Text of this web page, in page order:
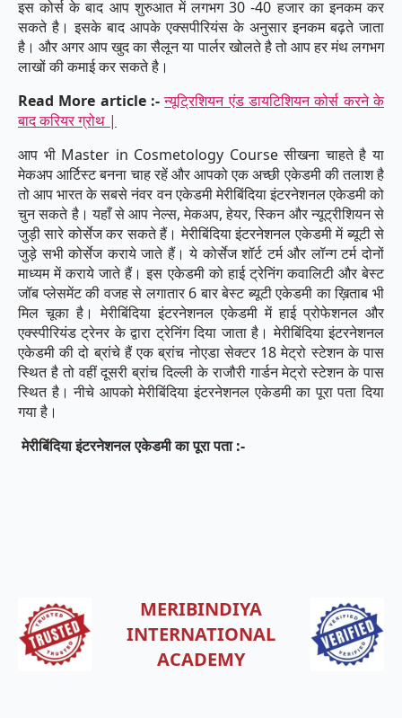
इस कोर्स के बाद आप शुरुआत में लगभग 30 -40 हजार का इनकम कर
सकते है। इसके बाद आपके एक्सपीरियंस के अनुसार इनकम बढ़ते जाता
है। और अगर आप खुद का सैलून या पार्लर खोलते है तो आप हर मंथ लगभग
लाखों की कमाई कर सकते है।
Read More article :-न्यूट्रिशियन एंड डायटिशियन कोर्स करने के
बाद करियर ग्रोथ |
आप भी Master in Cosmetology Course सीखना चाहते है या
मेकअप आर्टिस्ट बनना चाह रहें और आपको एक अच्छी एकेडमी की तलाश है
तो आप भारत के सबसे नंवर वन एकेडमी मेरीबिंदिया इंटरनेशनल एकेडमी को
चुन सकते है। यहाँ से आप नेल्स, मेकअप, हेयर, स्किन और न्यूट्रीशियन से
जुड़ी सारे कोर्सेज कर सकते हैं। मेरीबिंदिया इंटरनेशनल एकेडमी में ब्यूटी से
जुड़े सभी कोर्सेज कराये जाते हैं। ये कोर्सेज शॉर्ट टर्म और लॉन्ग टर्म दोनों
माध्यम में कराये जाते हैं। इस एकेडमी को हाई ट्रेनिंग कवालिटी और बेस्ट
जॉब प्लेसमेंट की वजह से लगातार 6 बार बेस्ट ब्यूटी एकेडमी का ख़िताब भी
मिल चूका है। मेरीबिंदिया इंटरनेशनल एकेडमी में हाई प्रोफेशनल और
एक्स्पीरियंड ट्रेनर के द्वारा ट्रेनिंग दिया जाता है। मेरीबिंदिया इंटरनेशनल
एकेडमी की दो ब्रांचे हैं एक ब्रांच नोएडा सेक्टर 18 मेट्रो स्टेशन के पास
स्थित है तो वहीं दूसरी ब्रांच दिल्ली के राजौरी गार्डन मेट्रो स्टेशन के पास
स्थित है। नीचे आपको मेरीबिंदिया इंटरनेशनल एकेडमी का पूरा पता दिया
गया है।
मेरीबिंदिया इंटरनेशनल एकेडमी का पूरा पता :-
MERIBINDIYA
INTERNATIONAL
ACADEMY